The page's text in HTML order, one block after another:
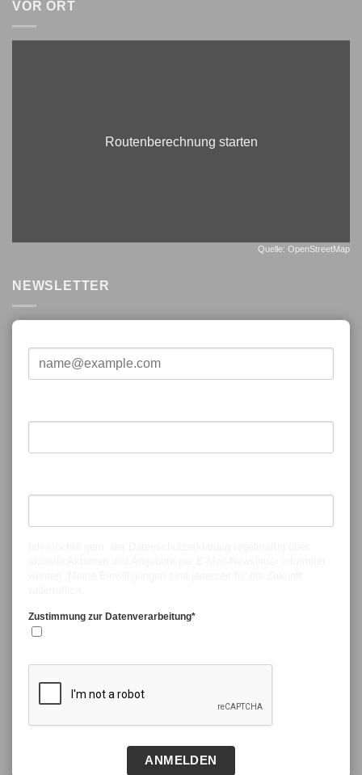
VOR ORT
Routenberechnung starten
Quelle: OpenStreetMap
NEWSLETTER
Zustimmung zur Datenverarbeitung*
ANMELDEN